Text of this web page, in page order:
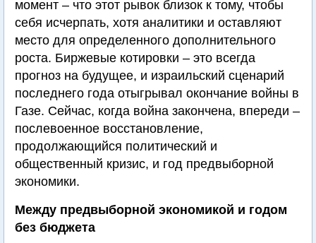
момент – что этот рывок близок к тому, чтобы
себя исчерпать, хотя аналитики и оставляют
место для определенного дополнительного
роста. Биржевые котировки – это всегда
прогноз на будущее, и израильский сценарий
последнего года отыгрывал окончание войны в
Газе. Сейчас, когда война закончена, впереди –
послевоенное восстановление,
продолжающийся политический и
общественный кризис, и год предвыборной
экономики.
Между предвыборной экономикой и годом
без бюджета